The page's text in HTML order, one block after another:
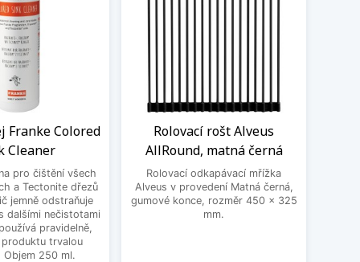
Franke Colored
Cleaner
pro čištění všech
a Tectonite dřezů
jemně odstraňuje
dalšími nečistotami
pravidelně,
trvalou
Objem 250 ml.
Rolovací rošt Alveus
AllRound, matná černá
Rolovací odkapávací mřížka
Alveus v provedení Matná černá,
gumové konce, rozměr 450 x 325
mm.